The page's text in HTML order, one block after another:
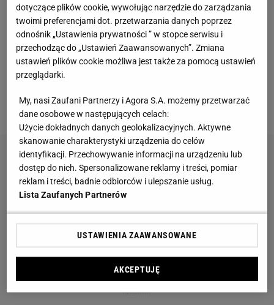
Vintage gramofony wracają do łask. Polacy na
nowo pokochali vinyle
na upały. Są tanie i ciche, dobre do sypialni
dotyczące plików cookie, wywołując narzędzie do zarządzania
twoimi preferencjami dot. przetwarzania danych poprzez
odnośnik „Ustawienia prywatności ” w stopce serwisu i
przechodząc do „Ustawień Zaawansowanych”. Zmiana
ustawień plików cookie możliwa jest także za pomocą ustawień
przeglądarki.
My, nasi Zaufani Partnerzy i Agora S.A. możemy przetwarzać
dane osobowe w następujących celach:
Użycie dokładnych danych geolokalizacyjnych. Aktywne
skanowanie charakterystyki urządzenia do celów
identyfikacji. Przechowywanie informacji na urządzeniu lub
dostęp do nich. Spersonalizowane reklamy i treści, pomiar
reklam i treści, badnie odbiorców i ulepszanie usług.
Lista Zaufanych Partnerów
USTAWIENIA ZAAWANSOWANE
AKCEPTUJĘ